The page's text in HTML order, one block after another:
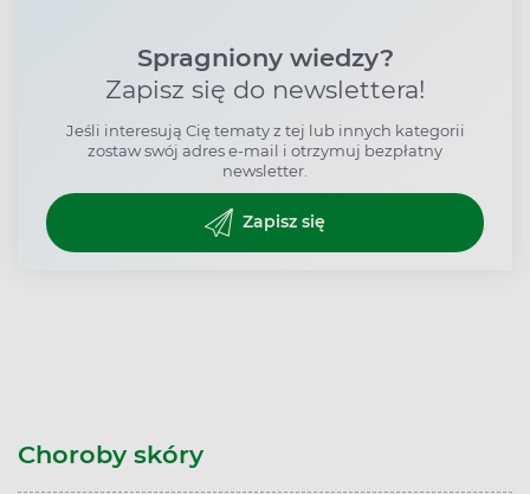
Spragniony wiedzy?
Zapisz się do newslettera!
Jeśli interesują Cię tematy z tej lub innych kategorii
zostaw swój adres e-mail i otrzymuj bezpłatny
newsletter.
Zapisz się
Choroby skóry